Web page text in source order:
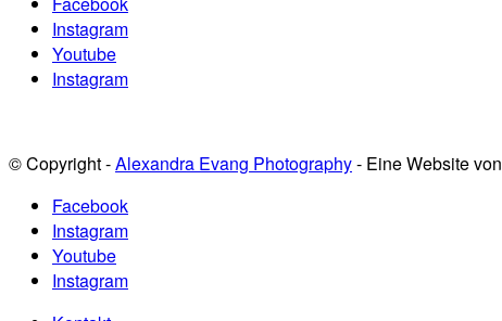
Instagram
Youtube
Instagram
© Copyright -Alexandra Evang Photography- Eine Website von
Facebook
Instagram
Youtube
Instagram